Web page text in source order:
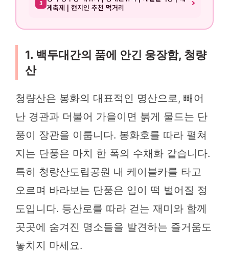
3 게축제 | 현지인 추천 먹거리
1. 백두대간의 품에 안긴 웅장함, 청량
산
청량산은 봉화의 대표적인 명산으로, 빼어
난 경관과 더불어 가을이면 붉게 물드는 단
풍이 장관을 이룹니다. 봉화호를 따라 펼쳐
지는 단풍은 마치 한 폭의 수채화 같습니다.
특히 청량산도립공원 내 케이블카를 타고
오르며 바라보는 단풍은 입이 떡 벌어질 정
도입니다. 등산로를 따라 걷는 재미와 함께
곳곳에 숨겨진 명소들을 발견하는 즐거움도
놓치지 마세요.